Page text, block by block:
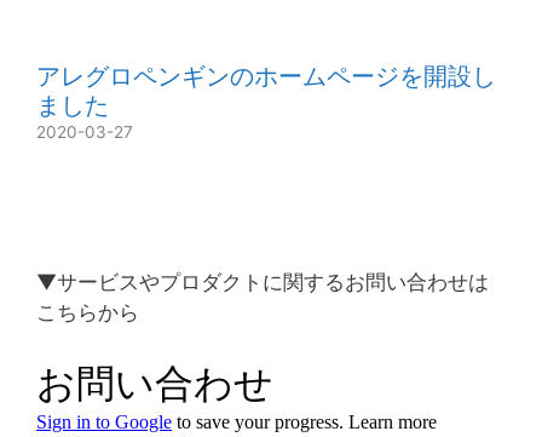
アレグロペンギンのホームページを開設し
ました
2020-03-27
▼サービスやプロダクトに関するお問い合わせは
こちらから